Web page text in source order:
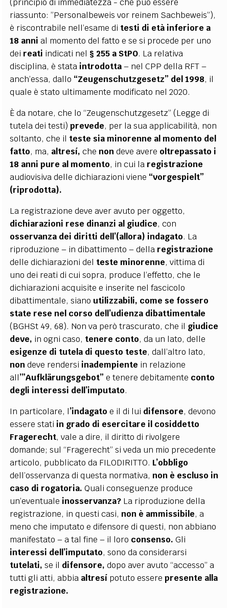
(principio di immediatezza - che può essere
riassunto: ”Personalbeweis vor reinem Sachbeweis”),
è riscontrabile nell’esame di testi di età inferiore a
18 anni al momento del fatto e se si procede per uno
dei reati indicati nel § 255 a StPO. La relativa
disciplina, è stata introdotta– nel CPP della RFT –
anch’essa, dallo “Zeugenschutzgesetz” del 1998, il
quale è stato ultimamente modificato nel 2020.
È da notare, che lo “Zeugenschutzgesetz” (Legge di
tutela dei testi)prevede, per la sua applicabilità, non
soltanto, che il teste sia minorenne al momento del
fatto, ma, altresí, che nondeve avere oltrepassato i
18 anni pure al momento, in cui la registrazione
audiovisiva delle dichiarazioni viene “vorgespielt”
(riprodotta).
La registrazione deve aver avuto per oggetto,
dichiarazioni rese dinanzi al giudice, con
osservanza dei diritti dell’(allora) indagato. La
riproduzione – in dibattimento – della registrazione
delle dichiarazioni del teste minorenne, vittima di
uno dei reati di cui sopra, produce l’effetto, che le
dichiarazioni acquisite e inserite nel fascicolo
dibattimentale, siano utilizzabili, come se fossero
state rese nel corso dell’udienza dibattimentale
(BGHSt 49, 68). Non va però trascurato, che il giudice
deve, in ogni caso, tenere conto, da un lato, delle
esigenze di tutela di questo teste, dall’altro lato,
nondeve rendersi inadempiente in relazione
all’”Aufklärungsgebot” e tenere debitamente conto
degli interessi dell’imputato.
In particolare, l’indagato e il di lui difensore, devono
essere stati in grado di esercitare il cosiddetto
Fragerecht, vale a dire, il diritto di rivolgere
domande; sul “Fragerecht” si veda un mio precedente
articolo, pubblicato da FILODIRITTO. L’obbligo
dell’osservanza di questa normativa, non è escluso in
caso di rogatoria. Quali conseguenze produce
un’eventuale inosservanza? La riproduzione della
registrazione, in questi casi, non è ammissibile, a
meno che imputato e difensore di questi, non abbiano
manifestato – a tal fine – il loro consenso. Gli
interessi dell’imputato, sono da considerarsi
tutelati, se il difensore, dopo aver avuto “accesso” a
tutti gli atti, abbia altresí potuto esserepresente alla
registrazione.